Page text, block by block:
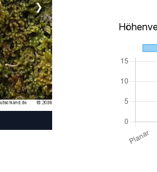
❯